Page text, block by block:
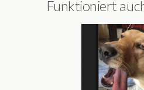
Funktioniert